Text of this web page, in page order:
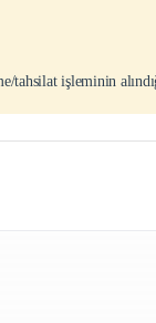
tahsilat işleminin